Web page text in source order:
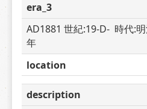
era_3
AD1881 世紀:19-D-  時代:
年
location
description